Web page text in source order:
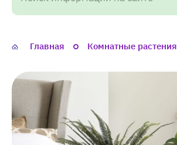
Главная Комнатные растения